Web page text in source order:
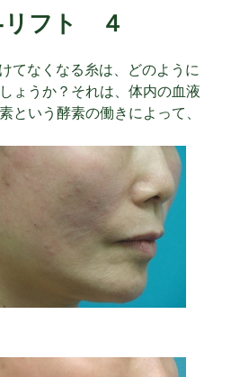
リフト ４
てなくなる糸は、どのように
ょうか？それは、体内の血液
という酵素の働きによって、